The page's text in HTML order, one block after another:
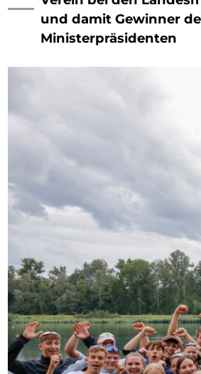
und damit Gewinner
Ministerpräsidenten